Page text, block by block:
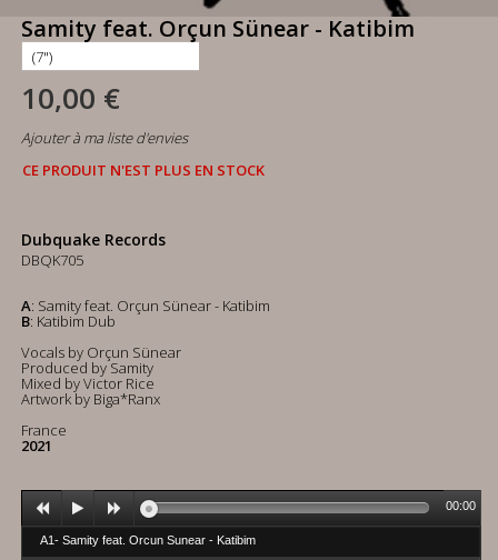
Samity feat. Orçun Sünear - Katibim
10,00 €
Ajouter à ma liste d'envies
CE PRODUIT N'EST PLUS EN STOCK
Dubquake Records
DBQK705
A: Samity feat. Orçun Sünear - Katibim
B: Katibim Dub
Vocals by Orçun Sünear
Produced by Samity
Mixed by Victor Rice
Artwork by Biga*Ranx
France
2021
A1- Samity feat. Orcun Sunear - Katibim
00:00